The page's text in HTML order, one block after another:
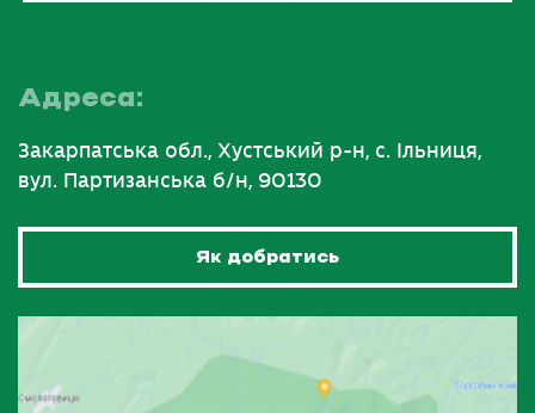
Адреса:
Закарпатська обл., Хустський р-н, с. Ільниця,
вул. Партизанська б/н, 90130
Як добратись